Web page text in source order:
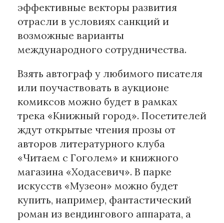
эффективные векторы развития
отрасли в условиях санкций и
возможные варианты
международного сотрудничества.
Взять автограф у любимого писателя
или поучаствовать в аукционе
комиксов можно будет в рамках
трека «Книжный город». Посетителей
ждут открытые чтения прозы от
авторов литературного клуба
«Читаем с Гоголем» и книжного
магазина «Ходасевич». В парке
искусств «Музеон» можно будет
купить, например, фантастический
роман из вендингового аппарата, а